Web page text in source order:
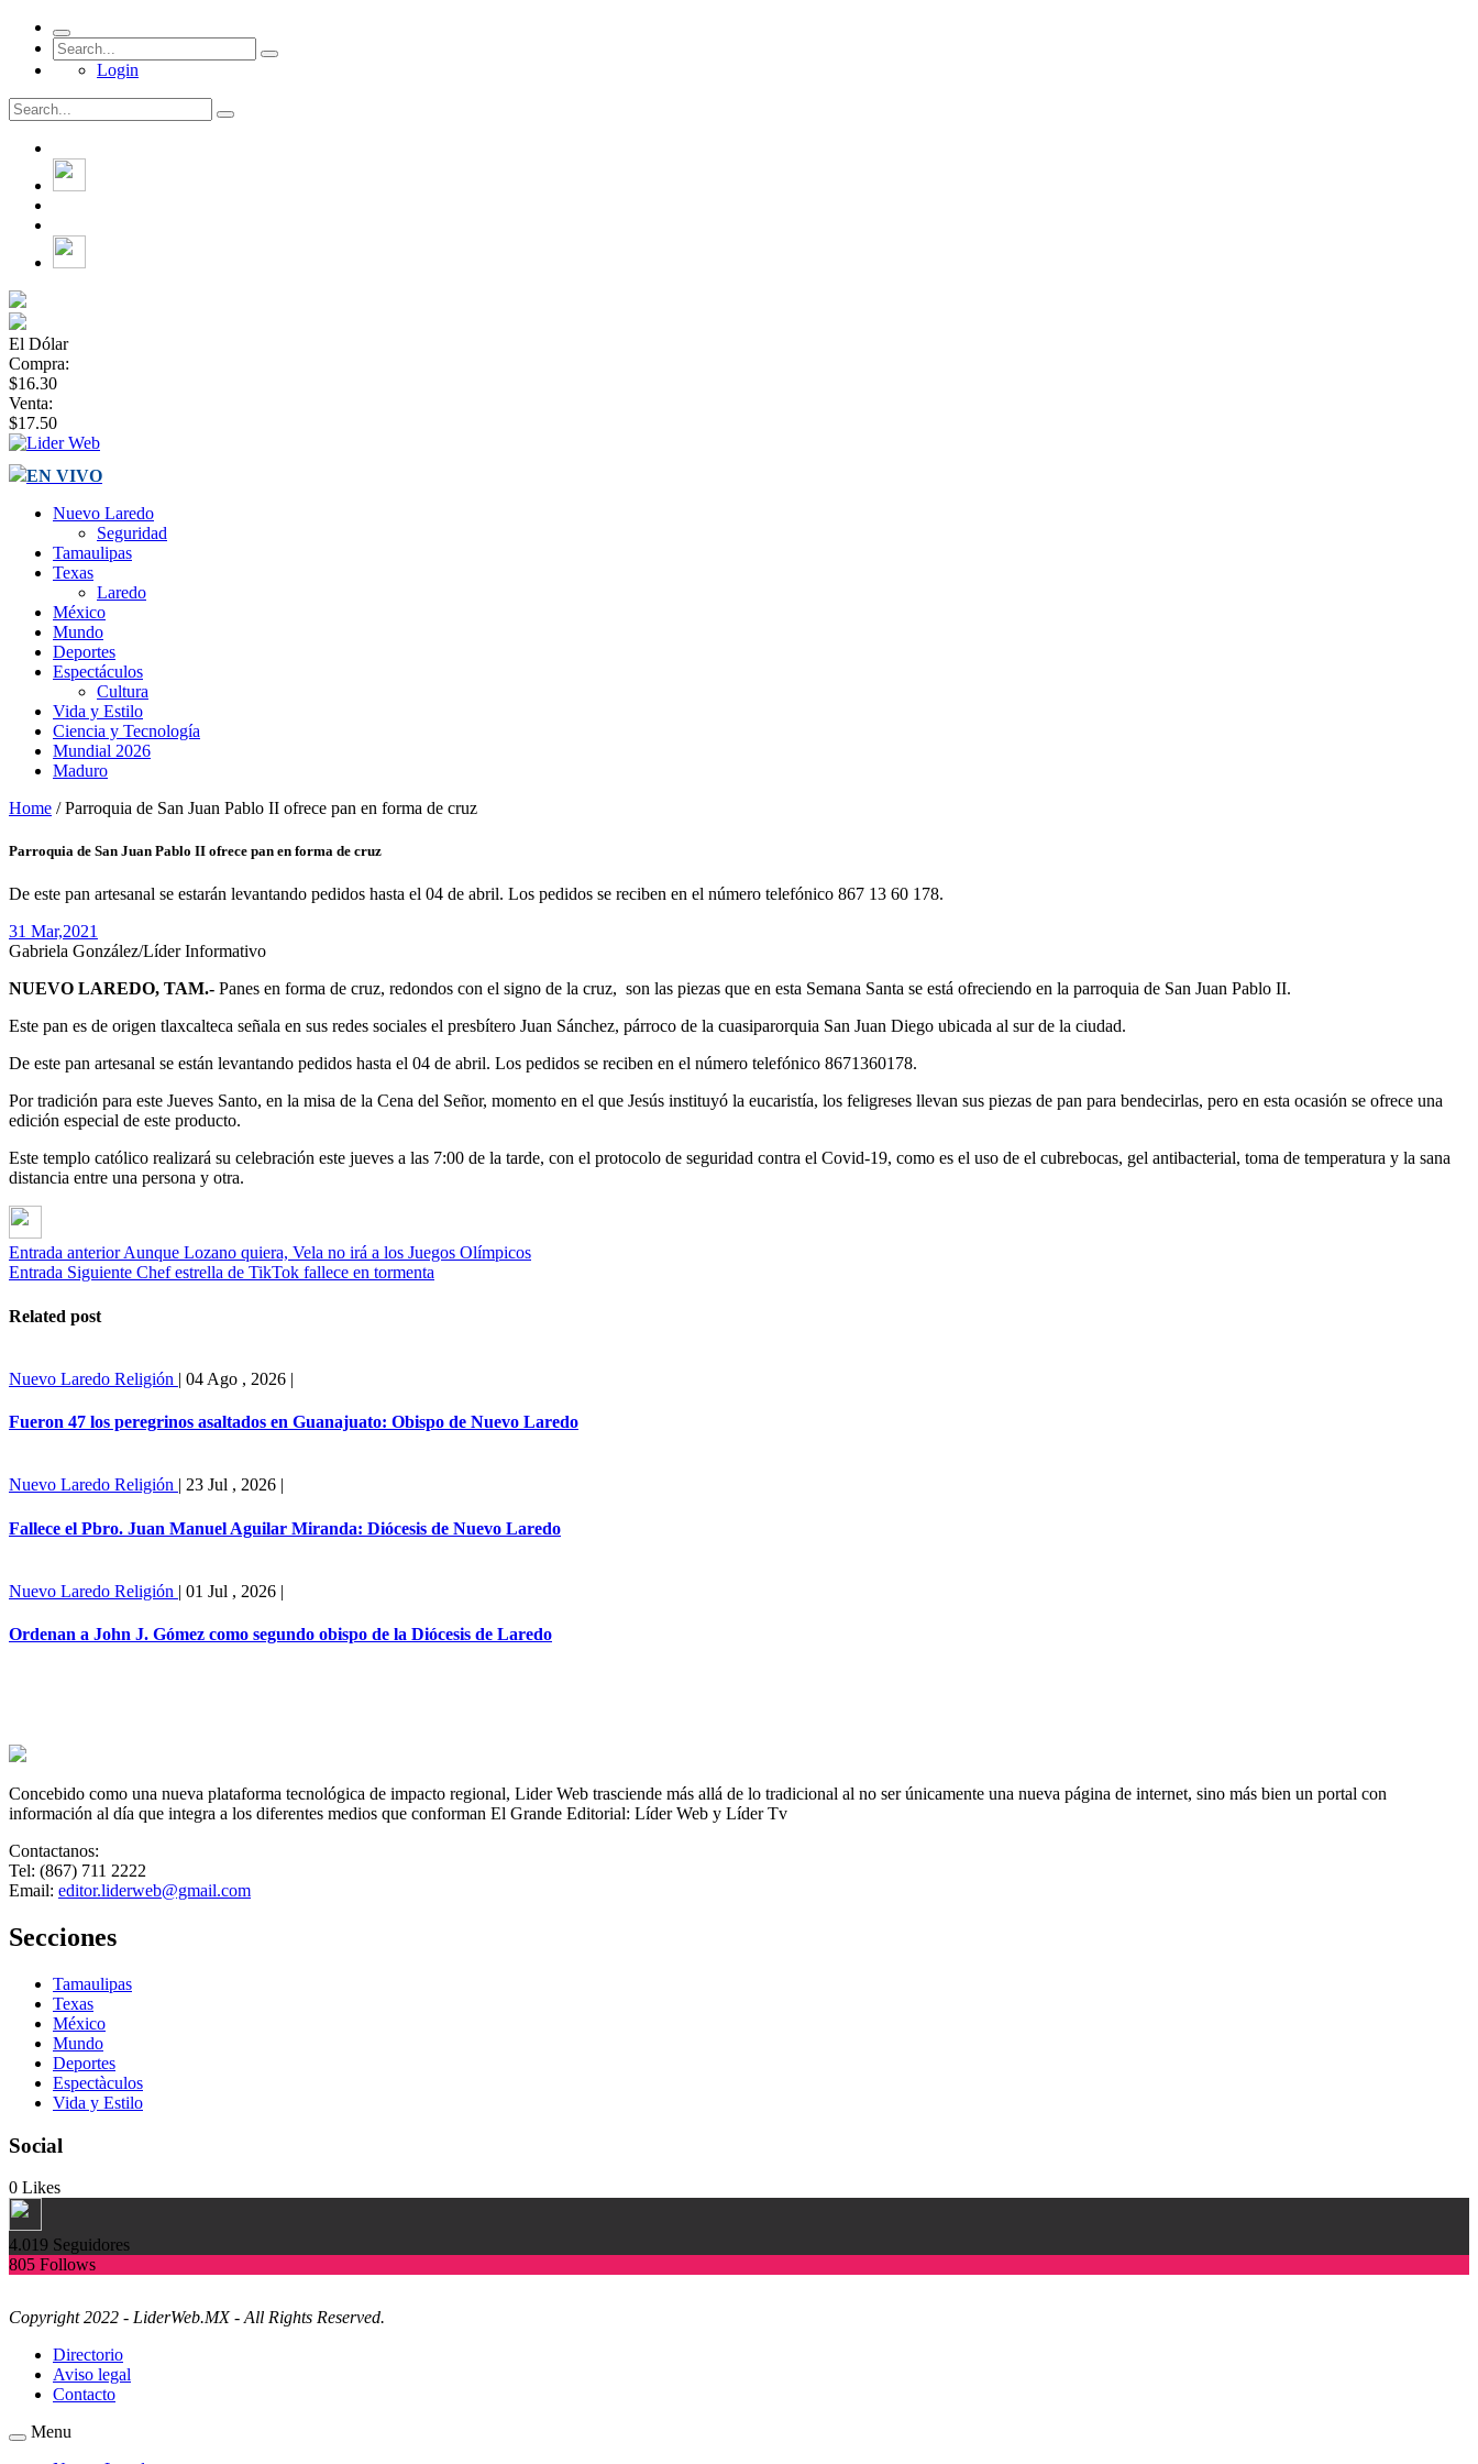
Login
El Dólar
Compra:
$16.30
Venta:
$17.50
EN VIVO
Nuevo Laredo
Seguridad
Tamaulipas
Texas
Laredo
México
Mundo
Deportes
Espectáculos
Cultura
Vida y Estilo
Ciencia y Tecnología
Mundial 2026
Maduro
Home / Parroquia de San Juan Pablo II ofrece pan en forma de cruz
Parroquia de San Juan Pablo II ofrece pan en forma de cruz
De este pan artesanal se estarán levantando pedidos hasta el 04 de abril. Los pedidos se reciben en el número telefónico 867 13 60 178.
31 Mar,2021
Gabriela González/Líder Informativo
NUEVO LAREDO, TAM.- Panes en forma de cruz, redondos con el signo de la cruz, son las piezas que en esta Semana Santa se está ofreciendo en la parroquia de San Juan Pablo II.
Este pan es de origen tlaxcalteca señala en sus redes sociales el presbítero Juan Sánchez, párroco de la cuasiparorquia San Juan Diego ubicada al sur de la ciudad.
De este pan artesanal se están levantando pedidos hasta el 04 de abril. Los pedidos se reciben en el número telefónico 8671360178.
Por tradición para este Jueves Santo, en la misa de la Cena del Señor, momento en el que Jesús instituyó la eucaristía, los feligreses llevan sus piezas de pan para bendecirlas, pero en esta ocasión se ofrece una
edición especial de este producto.
Este templo católico realizará su celebración este jueves a las 7:00 de la tarde, con el protocolo de seguridad contra el Covid-19, como es el uso de el cubrebocas, gel antibacterial, toma de temperatura y la sana
distancia entre una persona y otra.
Entrada anterior Aunque Lozano quiera, Vela no irá a los Juegos Olímpicos
Entrada Siguiente Chef estrella de TikTok fallece en tormenta
Related post
Nuevo Laredo Religión | 04 Ago , 2026 |
Fueron 47 los peregrinos asaltados en Guanajuato: Obispo de Nuevo Laredo
Nuevo Laredo Religión | 23 Jul , 2026 |
Fallece el Pbro. Juan Manuel Aguilar Miranda: Diócesis de Nuevo Laredo
Nuevo Laredo Religión | 01 Jul , 2026 |
Ordenan a John J. Gómez como segundo obispo de la Diócesis de Laredo
Concebido como una nueva plataforma tecnológica de impacto regional, Lider Web trasciende más allá de lo tradicional al no ser únicamente una nueva página de internet, sino más bien un portal con
información al día que integra a los diferentes medios que conforman El Grande Editorial: Líder Web y Líder Tv
Contactanos:
Tel: (867) 711 2222
Email: editor.liderweb@gmail.com
Secciones
Tamaulipas
Texas
México
Mundo
Deportes
Espectàculos
Vida y Estilo
Social
0 Likes
4.019 Seguidores
805 Follows
Copyright 2022 - LiderWeb.MX - All Rights Reserved.
Directorio
Aviso legal
Contacto
Menu